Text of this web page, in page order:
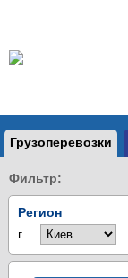
Грузоперевозки
Фильтр:
Регион
г.